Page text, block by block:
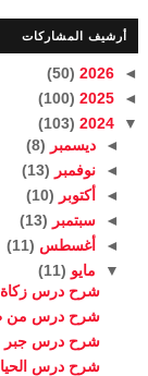
أرشيف المشاركات
◄
2026
(50)
◄
2025
(100)
▼
2024
(103)
◄ ديسمبر (8)
◄ نوفمبر (13)
◄ أكتوبر (10)
◄ سبتمبر (13)
◄ أغسطس (11)
▼ مايو (11)
شرح درس زكاة
شرح درس من طرق
شرح درس جبر
شرح درس